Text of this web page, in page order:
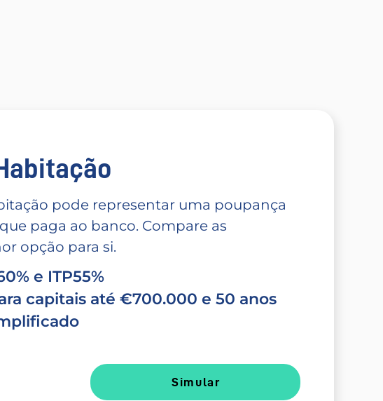
pode representar uma poupança
paga ao banco. Compare as
opção para si.
e ITP55%
capitais até €700.000 e 50 anos
Simular